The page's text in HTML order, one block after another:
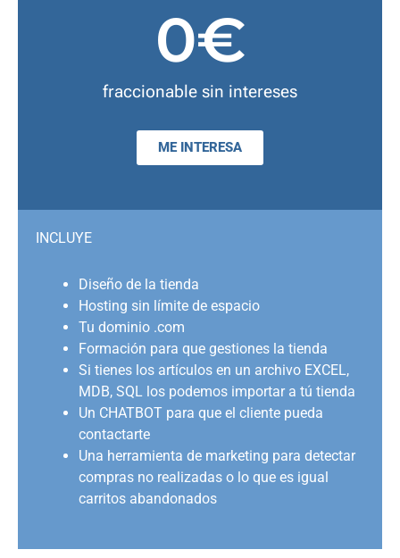
fraccionable sin intereses
0€
ME INTERESA
INCLUYE
Diseño de la tienda
Hosting sin límite de espacio
Tu dominio .com
Formación para que gestiones la tienda
Si tienes los artículos en un archivo EXCEL,
MDB, SQL los podemos importar a tú tienda
Un CHATBOT para que el cliente pueda
contactarte
Una herramienta de marketing para detectar
compras no realizadas o lo que es igual
carritos abandonados